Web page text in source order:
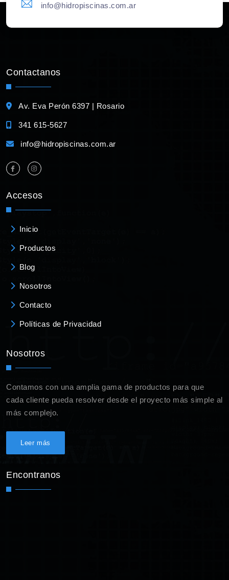
info@hidropiscinas.com.ar
Contactanos
Av. Eva Perón 6397 | Rosario
341 615-5627
info@hidropiscinas.com.ar
Accesos
Inicio
Productos
Blog
Nosotros
Contacto
Políticas de Privacidad
Nosotros
Contamos con una amplia gama de productos para que
cada cliente pueda resolver desde el proyecto más simple al
más complejo.
Leer más
Encontranos